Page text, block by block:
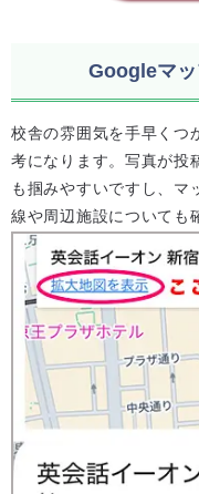
Googleマ
校舎の雰囲気を手早くつ
考になります。写真が投
も掴みやすいですし、マ
線や周辺施設についても